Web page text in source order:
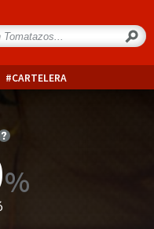
CARTELERA